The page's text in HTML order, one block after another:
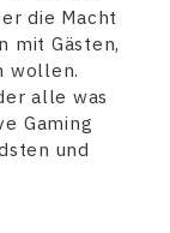
die Macht
mit Gästen,
wollen.
alle was
Gaming
und